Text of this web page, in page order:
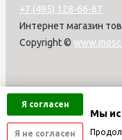
Я согласен
Я не согласен
Мы
+7 (495) 128-66-67
Интернет магазин
Copyright ©